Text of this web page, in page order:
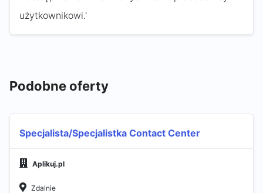
użytkownikowi.'
Podobne oferty
Specjalista/Specjalistka Contact Center
Aplikuj.pl
Zdalnie